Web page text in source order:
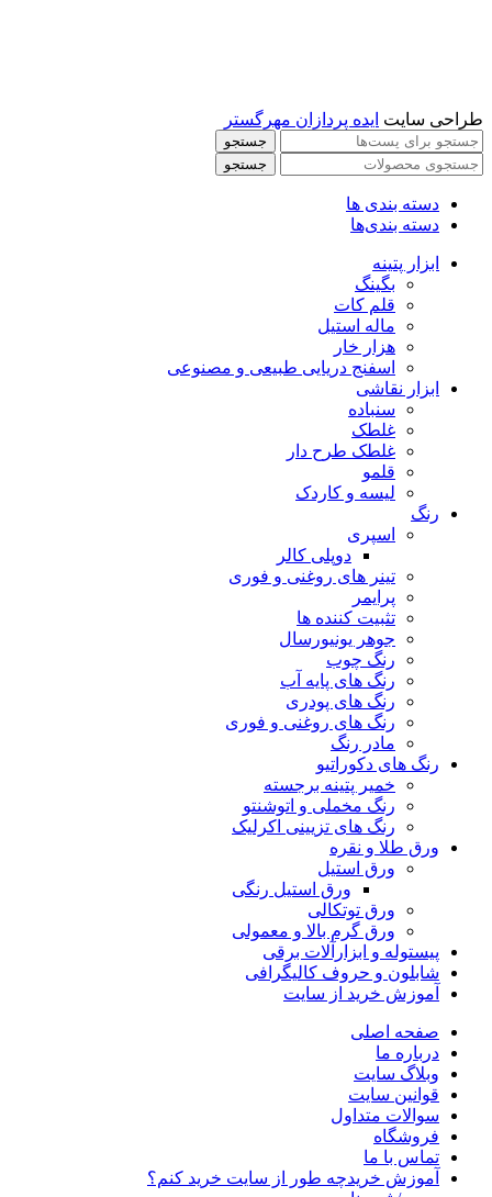
طراحی سایت ایده پردازان مهرگستر
جستجو
جستجو
دسته بندی ها
دسته بندی‌ها
ابزار پتینه
بگینگ
قلم کات
ماله استیل
هزار خار
اسفنج دریایی طبیعی و مصنوعی
ابزار نقاشی
سنباده
غلطک
غلطک طرح دار
قلمو
لیسه و کاردک
رنگ
اسپری
دوپلی کالر
تینر های روغنی و فوری
پرایمر
تثبیت کننده ها
جوهر یونیورسال
رنگ چوب
رنگ‌ های پایه آب
رنگ های پودری
رنگ‌ های روغنی و فوری
مادر رنگ
رنگ های دکوراتیو
خمیر پتینه برجسته
رنگ مخملی و اتوشنتو
رنگ های تزیینی اکرلیک
ورق طلا و نقره
ورق استیل
ورق استیل رنگی
ورق توتکالی
ورق گرم بالا و معمولی
پیستوله و ابزارآلات برقی
شابلون و حروف کالیگرافی
آموزش خرید از سایت
صفحه اصلی
درباره ما
وبلاگ سایت
قوانین سایت
سوالات متداول
فروشگاه
تماس با ما
آموزش خریدچه طور از سایت خرید کنم؟